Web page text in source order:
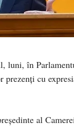
luni, în
cu
al